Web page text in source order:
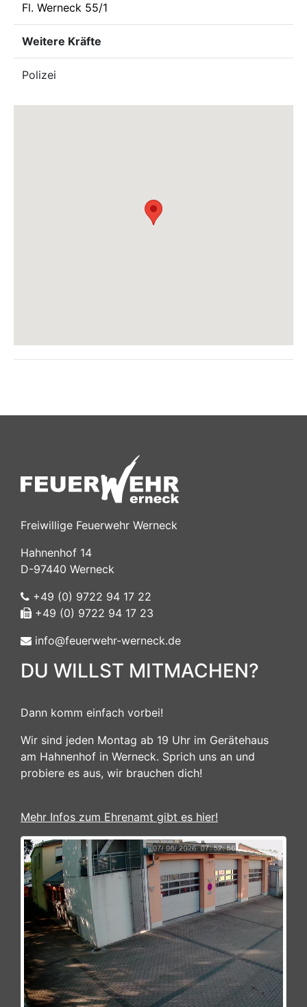
Fl. Werneck 55/1
Weitere Kräfte
Polizei
Freiwillige Feuerwehr Werneck
Hahnenhof 14
D-97440 Werneck
+49 (0) 9722 94 17 22
+49 (0) 9722 94 17 23
info@feuerwehr-werneck.de
DU WILLST MITMACHEN?
Dann komm einfach vorbei!
Wir sind jeden Montag ab 19 Uhr im Gerätehaus
am Hahnenhof in Werneck. Sprich uns an und
probiere es aus, wir brauchen dich!
Mehr Infos zum Ehrenamt gibt es hier!